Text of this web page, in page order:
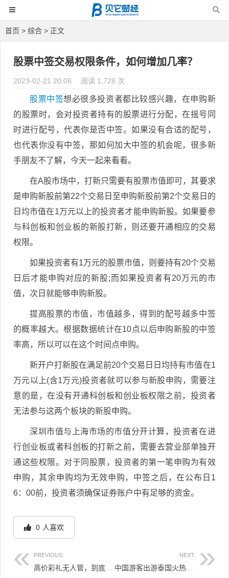
首页 > 综合 > 正文
股票中签交易权限条件，如何增加几率？
2023-02-21 20:06 阅读 1,728 次
股票中签想必很多投资者都比较感兴趣，在申购新
的股票时，会对投资者持有的股票进行分配，在摇号同
时进行配号，代表你是否中签。如果没有合适的配号，
也代表你没有中签，那如何加大中签的机会呢，很多新
手朋友不了解，今天一起来看看。
在A股市场中，打新只需要有股票市值即可，其要求
是申购新股前第22个交易日至申购新股前第2个交易日的
日均市值在1万元以上的投资者才能申购新股。如果要参
与科创板和创业板的新股打新，则还要开通相应的交易
权限。
如果投资者有1万元的股票市值，则要持有20个交易
日后才能申购对应的新股;而如果投资者有20万元的市
值，次日就能够申购新股。
提高股票的市值，市值越多，得到的配号越多中签
的概率越大。根据数据统计在10点以后申购新股的中签
率高，所以可以在这个时间点申购。
新开户打新股在满足前20个交易日日均持有市值在1
万元以上(含1万元)投资者就可以参与新股申购，需要注
意的是，在没有开通科创板和创业板权限之前，投资者
无法参与这两个板块的新股申购。
深圳市值与上海市场的市值分开计算，投资者在进
行创业板或者科创板的打新之前，需要去营业部单独开
通这些权限。对于同股票，投资者的第一笔申购为有效
申购，其余申购均为无效申购，中签之后，在公布日1
6：00前，投资者须确保证券账户中有足够的资金。
0 人喜欢
PREVIOUS: NEXT:
中国游客出游泰国火热，出国游慢慢开始复苏